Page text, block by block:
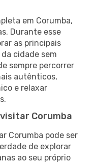
em Corumba,
Durante esse
as principais
cidade sem
sempre percorrer
autênticos,
e relaxar
Corumba
Corumba pode ser
de explorar
ao seu próprio